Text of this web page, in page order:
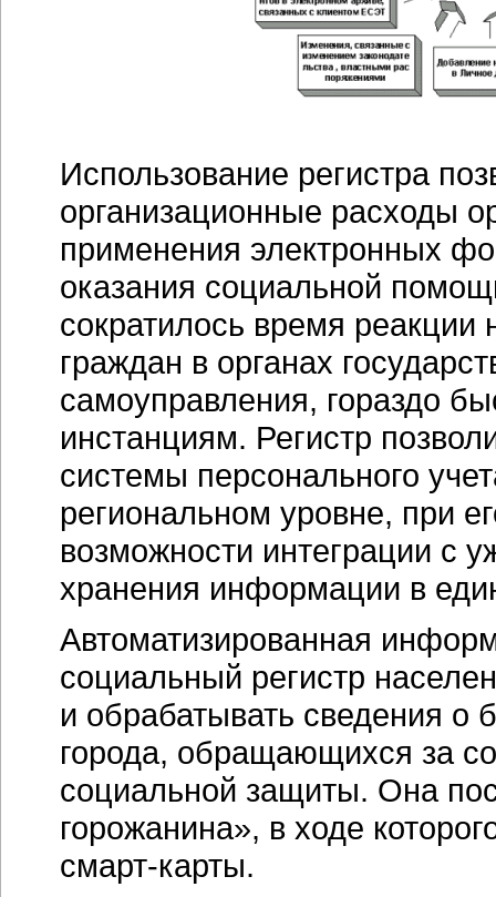
Использование регистра
организационные расходы
применения электронных
оказания социальной
сократилось время
граждан в органах
самоуправления, гораздо
инстанциям. Регистр
системы персонального
региональном уровне, при
возможности интеграции с
хранения информации в
Автоматизированная
социальный регистр
и обрабатывать сведения о
города, обращающихся за
социальной защиты. Она
горожанина», в ходе
смарт-карты.